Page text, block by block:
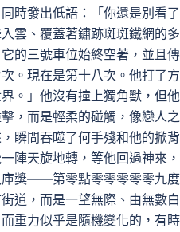
時發出低語：「你還是別看
雲、覆蓋著鏽跡斑斑鐵網的
的三號車位始終空著，並且
。現在是第十八次。他打了
。」他沒有撞上獨角獸，但
，而是輕柔的碰觸，像戀人
瞬間吞噬了何手殘和他的掀
陣天旋地轉，等他回過神來
獎——第零點零零零零零九
道，而是一望無際、由無數
重力似乎是隨機變化的，有